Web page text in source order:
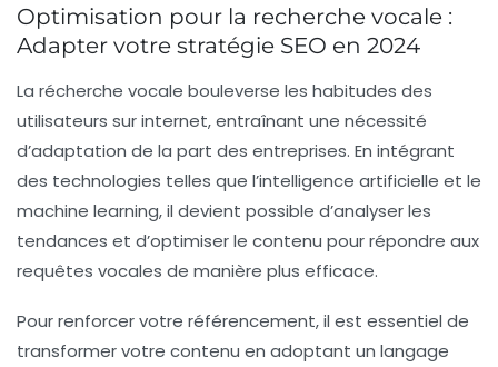
Optimisation pour la recherche vocale :
Adapter votre stratégie SEO en 2024
La récherche vocale bouleverse les habitudes des
utilisateurs sur internet, entraînant une nécessité
d’adaptation de la part des entreprises. En intégrant
des technologies telles que l’intelligence artificielle et le
machine learning, il devient possible d’analyser les
tendances et d’optimiser le contenu pour répondre aux
requêtes vocales de manière plus efficace.
Pour renforcer votre référencement, il est essentiel de
transformer votre contenu en adoptant un langage